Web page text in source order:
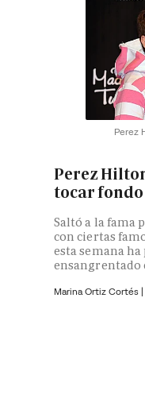
Perez
Perez
tocar fondo
Saltó a la fama
con ciertas
esta semana
ensangrentado
Marina Ortiz Cortés |